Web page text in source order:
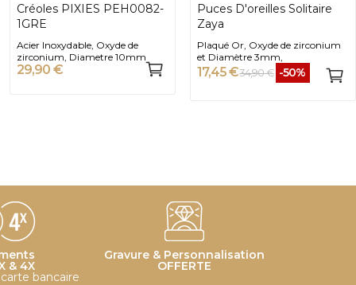
Créoles PIXIES PEH0082-
1GRE
Acier Inoxydable, Oxyde de
zirconium, Diametre 10mm
29,90 €
Puces D'oreilles Solitaire
Zaya
Plaqué Or, Oxyde de zirconium
et Diamètre 3mm,
17,45 €34,90 € -50%
& 4X
bancaire
Gravure & Personnalisation
OFFERTE